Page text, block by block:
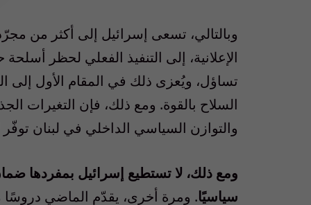
وبالتالي، تسعى إسرائيل إلى أكثر من
الإعلانية، إلى التنفيذ الفعلي لحظر
تساؤل، ويُعزى ذلك في المقام الأول إلى
السلاح بالقوة. ومع ذلك، فإن التغيرات
والتوازن السياسي الداخلي في لبنان
ومع ذلك، لا تستطيع إسرائيل بمفردها
سياسيًا. ومرة أخرى، يقدّم الماضي دروسًا